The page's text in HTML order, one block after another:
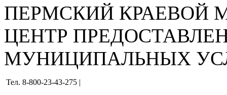
ПЕРМСКИЙ КРАЕВОЙ
ЦЕНТР
МУНИЦИПАЛЬНЫХ
Тел. 8-800-23-43-275 |